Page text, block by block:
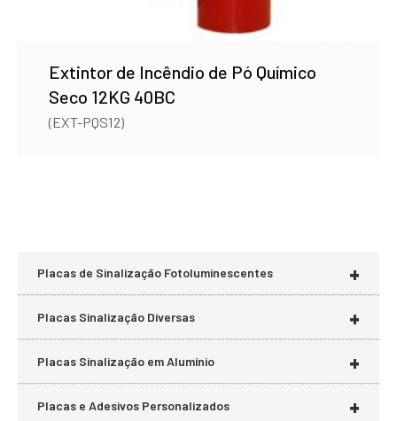
Extintor de Incêndio de Pó Químico
Seco 12KG 40BC
(EXT-PQS12)
+
Placas de Sinalização Fotoluminescentes
+
Placas Sinalização Diversas
+
Placas Sinalização em Alumínio
+
Placas e Adesivos Personalizados